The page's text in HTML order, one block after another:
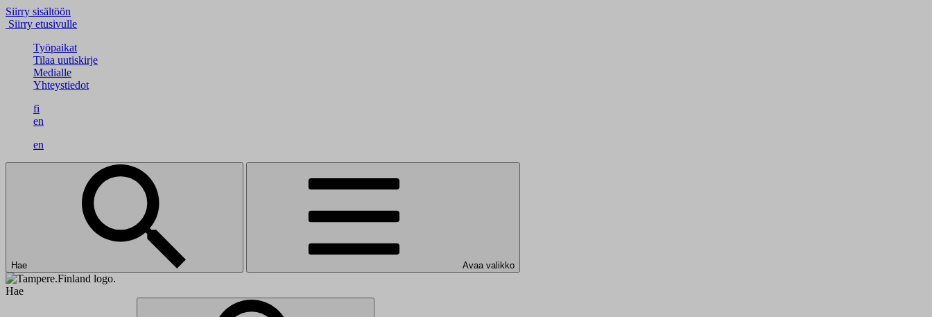
Siirry sisältöön
Siirry etusivulle
Työpaikat
Tilaa uutiskirje
Medialle
Yhteystiedot
fi
en
en
Hae Avaa valikko
Hae